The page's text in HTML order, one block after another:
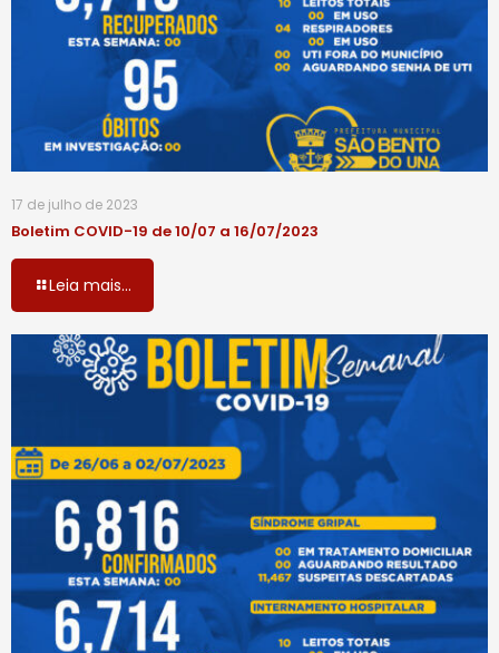
17 de julho de 2023
Boletim COVID-19 de 10/07 a 16/07/2023
Leia mais...